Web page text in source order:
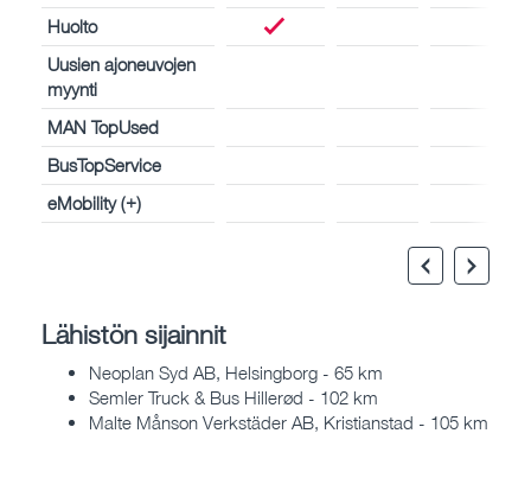
Huolto
Uusien ajoneuvojen
myynti
MAN TopUsed
BusTopService
eMobility (+)
Lähistön sijainnit
Neoplan Syd AB, Helsingborg - 65 km
Semler Truck & Bus Hillerød - 102 km
Malte Månson Verkstäder AB, Kristianstad - 105 km